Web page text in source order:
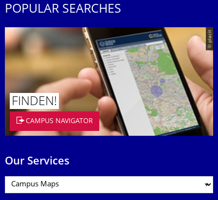
POPULAR SEARCHES
© placit
FINDEN!
CAMPUS NAVIGATOR
Our Services